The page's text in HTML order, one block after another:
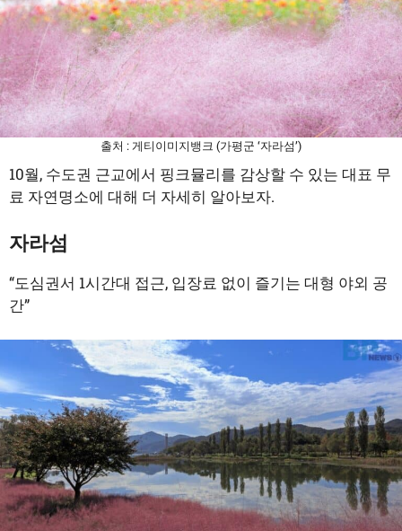
출처 : 게티이미지뱅크 (가평군 ‘자라섬’)
10월, 수도권 근교에서 핑크뮬리를 감상할 수 있는 대표 무
료 자연명소에 대해 더 자세히 알아보자.
자라섬
“도심권서 1시간대 접근, 입장료 없이 즐기는 대형 야외 공
간”